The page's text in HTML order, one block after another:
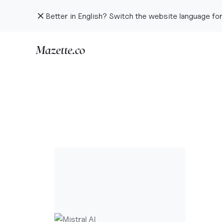
Better in English? Switch the website language